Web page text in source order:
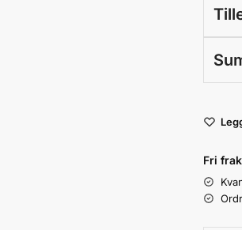
l
e
r
n
Fri